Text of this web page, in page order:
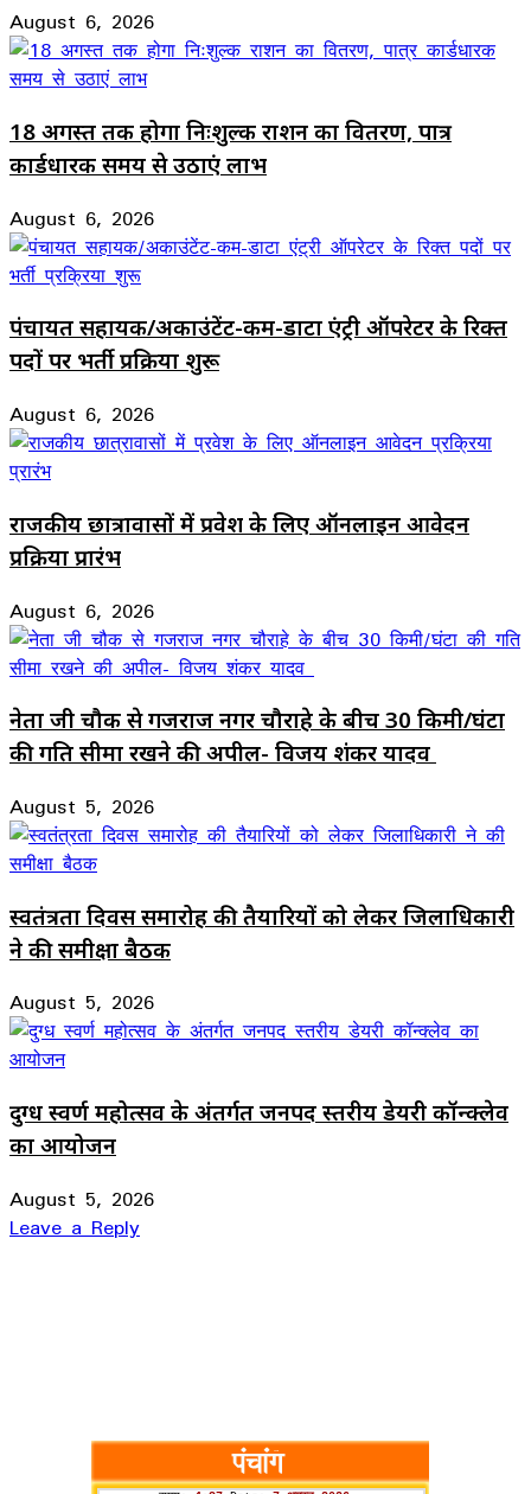
August 6, 2026
18 अगस्त तक होगा निःशुल्क राशन का वितरण, पात्र
कार्डधारक समय से उठाएं लाभ
August 6, 2026
पंचायत सहायक/अकाउंटेंट-कम-डाटा एंट्री ऑपरेटर के रिक्त
पदों पर भर्ती प्रक्रिया शुरू
August 6, 2026
राजकीय छात्रावासों में प्रवेश के लिए ऑनलाइन आवेदन
प्रक्रिया प्रारंभ
August 6, 2026
नेता जी चौक से गजराज नगर चौराहे के बीच 30 किमी/घंटा
की गति सीमा रखने की अपील- विजय शंकर यादव
August 5, 2026
स्वतंत्रता दिवस समारोह की तैयारियों को लेकर जिलाधिकारी
ने की समीक्षा बैठक
August 5, 2026
दुग्ध स्वर्ण महोत्सव के अंतर्गत जनपद स्तरीय डेयरी कॉन्क्लेव
का आयोजन
August 5, 2026
Leave a Reply